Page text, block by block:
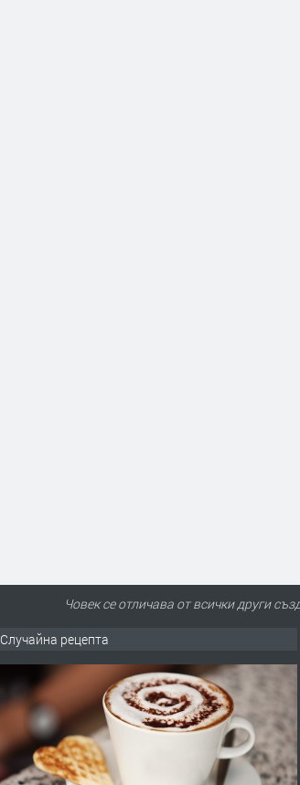
Човек се отличава от всички други
Случайна рецепта